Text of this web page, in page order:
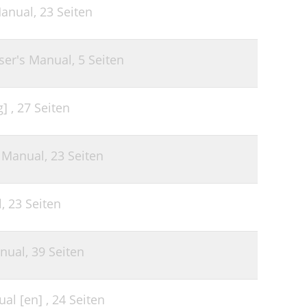
40
40
23 Seiten
Manual, 5 Seiten
, 27 Seiten
23 Seiten
23 Seiten
39 Seiten
[en] , 24 Seiten